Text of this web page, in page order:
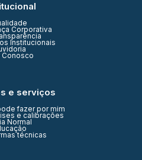
Corporativa
Institucionais
Conosco
e serviços
fazer por mim
e calibrações
Normal
técnicas